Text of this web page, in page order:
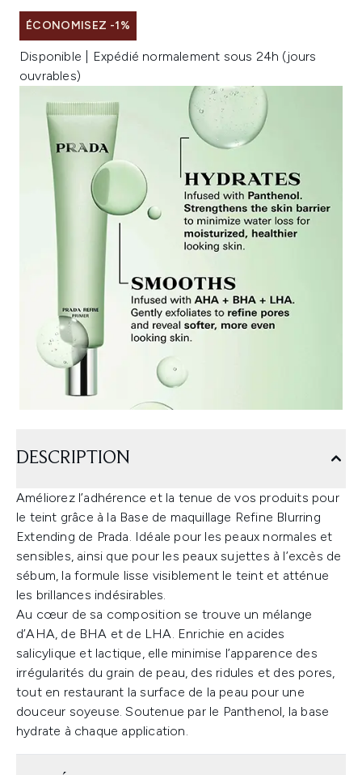
ÉCONOMISEZ -1%
Disponible | Expédié normalement sous 24h (jours
ouvrables)
DESCRIPTION
Améliorez l’adhérence et la tenue de vos produits pour
le teint grâce à la Base de maquillage Refine Blurring
Extending de Prada. Idéale pour les peaux normales et
sensibles, ainsi que pour les peaux sujettes à l’excès de
sébum, la formule lisse visiblement le teint et atténue
les brillances indésirables.
Au cœur de sa composition se trouve un mélange
d’AHA, de BHA et de LHA. Enrichie en acides
salicylique et lactique, elle minimise l’apparence des
irrégularités du grain de peau, des ridules et des pores,
tout en restaurant la surface de la peau pour une
douceur soyeuse. Soutenue par le Panthenol, la base
hydrate à chaque application.